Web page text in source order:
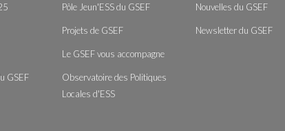
GSEF
Pôle Jeun'ESS du GSEF
Projets de GSEF
Le GSEF vous accompagne
Observatoire des Politiques
Locales d'ESS
Nouvelles du GSEF
Newsletter du GSEF